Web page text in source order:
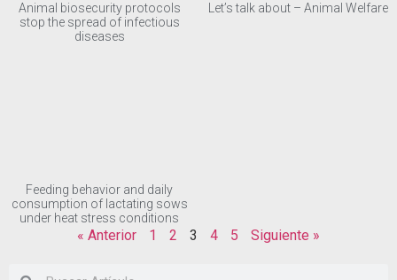
Animal biosecurity protocols
stop the spread of infectious
diseases
Let’s talk about – Animal Welfare
Feeding behavior and daily
consumption of lactating sows
under heat stress conditions
« Anterior 1 2 3 4 5 Siguiente »